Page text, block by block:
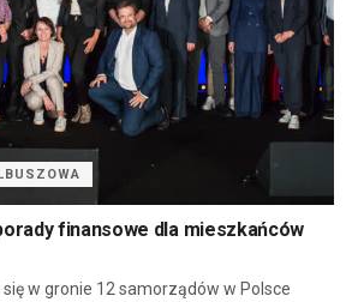
finansowe dla mieszkańców
się w gronie 12 samorządów w Polsce